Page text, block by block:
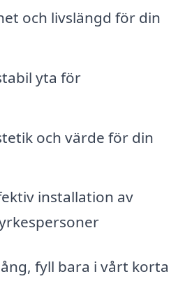
och livslängd för din
yta för
och värde för din
installation av
fyll bara i vårt korta